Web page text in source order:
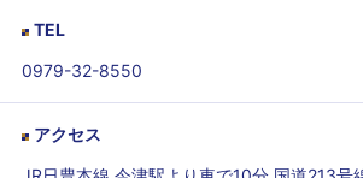
TEL
0979-32-8550
アクセス